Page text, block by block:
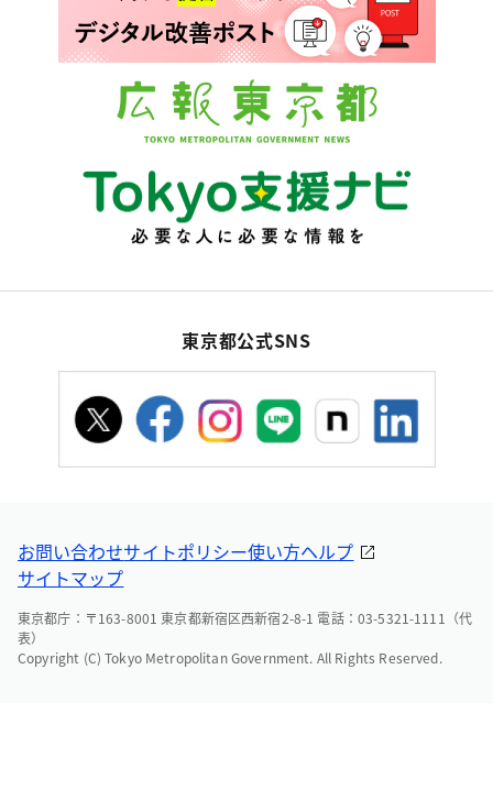
東京都公式SNS
お問い合わせサイトポリシー使い方ヘルプ
サイトマップ
東京都庁：〒163-8001 東京都新宿区西新宿2-8-1 電話：03-5321-1111（代
表）
Copyright (C) Tokyo Metropolitan Government. All Rights Reserved.